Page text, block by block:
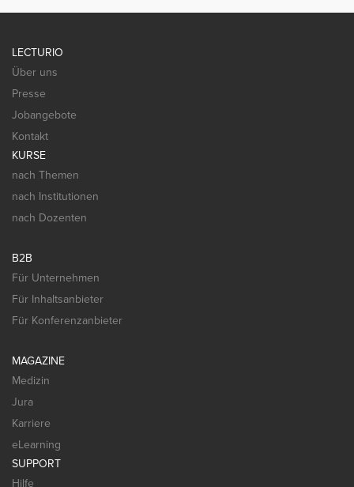
LECTURIO
Über uns
Presse
Jobangebote
Kontakt
KURSE
nach Themen
nach Institutionen
nach Dozenten
B2B
Für Unternehmen
Für Inhaltsanbieter
Für Konferenzanbieter
MAGAZINE
Medizin
Jura
Karriere
eLearning
SUPPORT
Hilfe